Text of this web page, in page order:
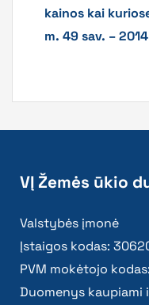
kainos kai
m. 49 sav. –
VĮ Žemės ūkio
Valstybės įmonė
Įstaigos kodas:
PVM mokėtojo
Duomenys kaupiami